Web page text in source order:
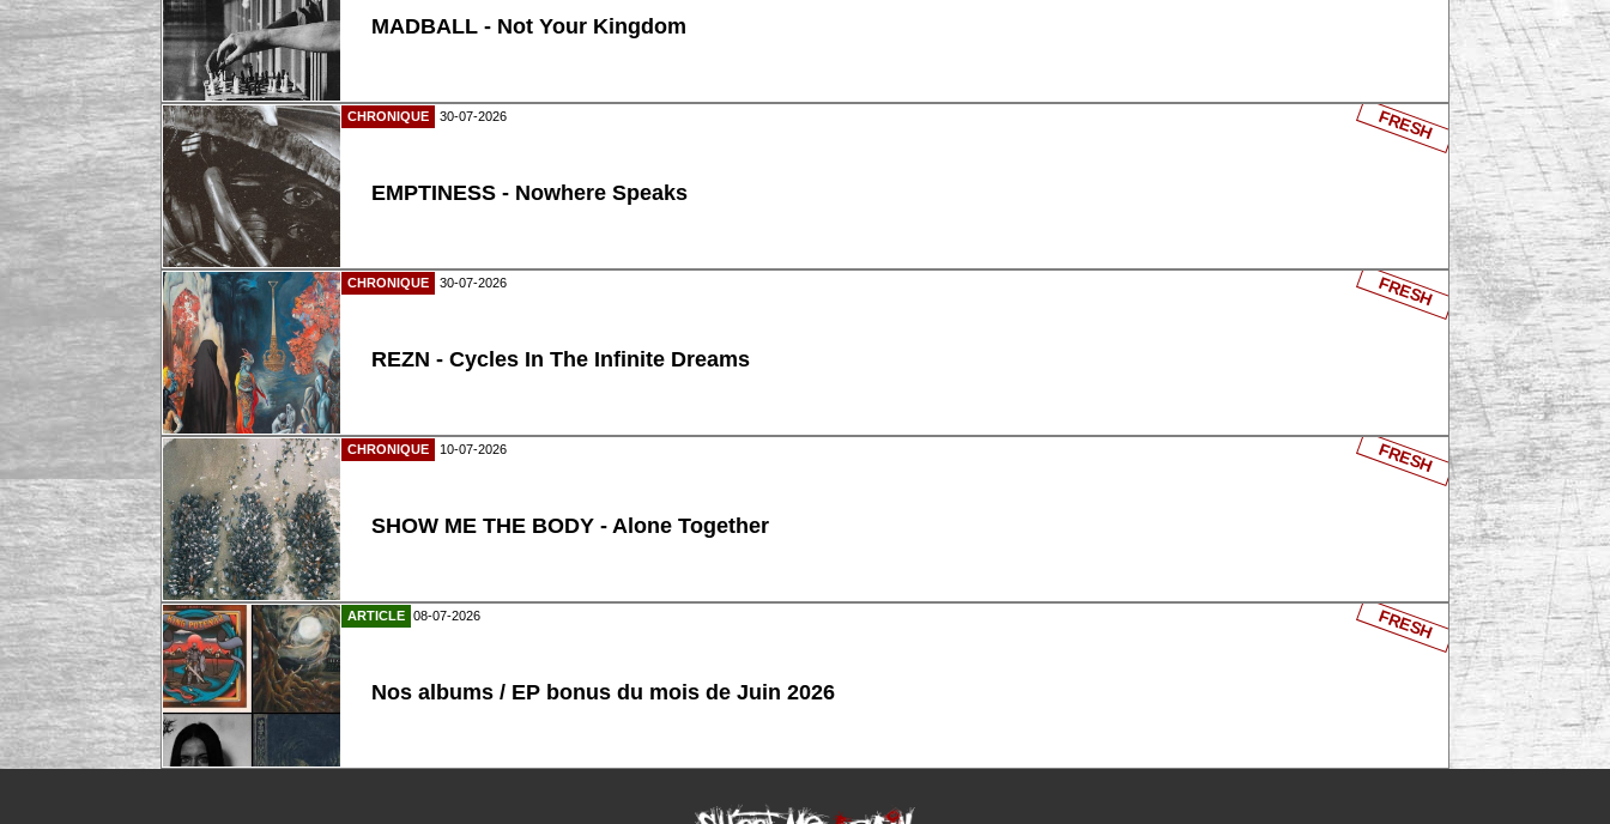
MADBALL - Not Your Kingdom
CHRONIQUE 30-07-2026
EMPTINESS - Nowhere Speaks
FRESH
CHRONIQUE 30-07-2026
REZN - Cycles In The Infinite Dreams
FRESH
CHRONIQUE 10-07-2026
SHOW ME THE BODY - Alone Together
FRESH
ARTICLE 08-07-2026
Nos albums / EP bonus du mois de Juin 2026
FRESH